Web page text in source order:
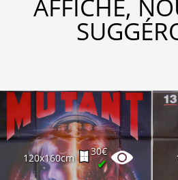
AFFICHE,
120x160cm
30€
✔